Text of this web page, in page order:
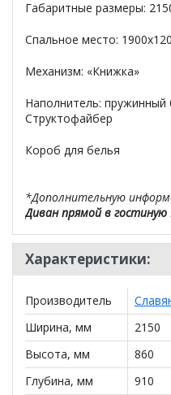
Габаритные размеры:
Спальное место:
Механизм: «Книжка»
Наполнитель: пружинный
Структофайбер
Короб для белья
*Дополнительную
Диван прямой в гостиную
**Цены на официальном
действительны только
могут отличаться от
салонах сети!
Характеристики:
Производитель
Ширина, мм
2150
Высота, мм
860
Глубина, мм
910